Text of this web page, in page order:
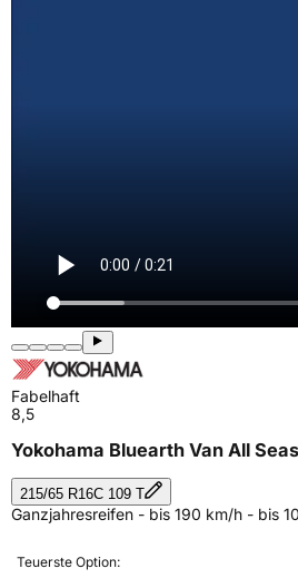
Fabelhaft
8,5
Yokohama Bluearth Van All
215/65 R16C 109 T
Ganzjahresreifen - bis 190 km/h - bis
Teuerste Option: